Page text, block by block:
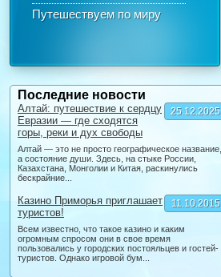
Путешествуем по миру
Последние новости
25.12.2025
Алтай: путешествие к сердцу
Евразии — где сходятся
горы, реки и дух свободы
Алтай — это не просто географическое название,
а состояние души. Здесь, на стыке России,
Казахстана, Монголии и Китая, раскинулись
бескрайние...
11.10.2015
Казино Приморья приглашает
туристов!
Всем известно, что такое казино и каким
огромным спросом они в свое время
пользовались у городских постояльцев и гостей-
туристов. Однако игровой бум...